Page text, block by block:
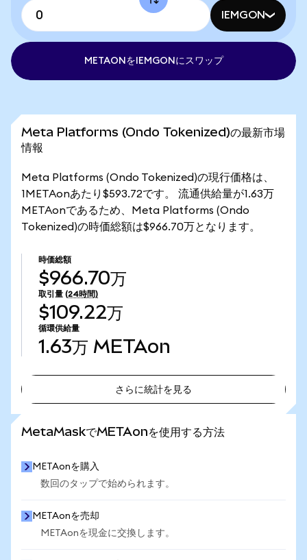
IEMGON
METAONをIEMGONにスワップ
Meta Platforms (Ondo Tokenized)の最新市場
情報
Meta Platforms (Ondo Tokenized)の現行価格は、
1METAonあたり$593.72です。 流通供給量が1.63万
METAonであるため、Meta Platforms (Ondo
Tokenized)の時価総額は$966.70万となります。
時価総額
$966.70万
取引量 (24時間)
$109.22万
循環供給量
1.63万 METAon
さらに統計を見る
MetaMaskでMETAonを使用する方法
METAonを購入
数回のタップで始められます。
METAonを売却
METAonを現金に交換します。